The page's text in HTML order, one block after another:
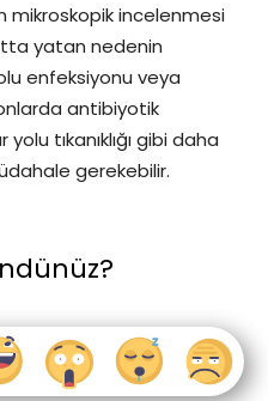
mikroskopik incelenmesi
yatan nedenin
enfeksiyonu veya
antibiyotik
tıkanıklığı gibi daha
gerekebilir.